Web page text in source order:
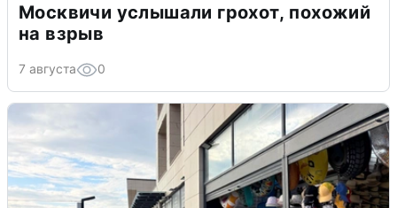
Москвичи услышали грохот, похожий
на взрыв
7 августа 0